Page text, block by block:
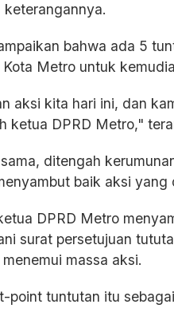
bahwa ada 5
Kota Metro untuk
aksi kita hari ini, dan
ketua DPRD Metro,"
ditengah
baik aksi
DPRD Metro
surat persetujuan
massa aksi.
point tuntutan itu